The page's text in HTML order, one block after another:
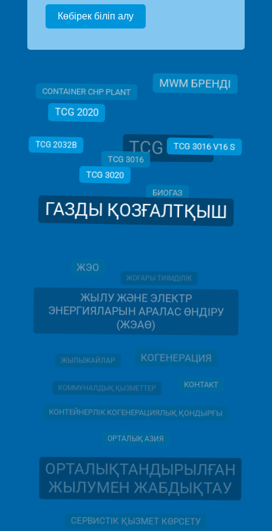
Көбірек біліп алу
CONTAINER CHP PLANT
MWM БРЕНДІ
TCG 2020
TCG 2032
TCG 2032B
TCG 3016
TCG 3016 V16 S
TCG 3020
БИОГАЗ
ГАЗДЫ ҚОЗҒАЛТҚЫШ
ЖЭО
ЖОҒАРЫ ТИІМДІЛІК
ЖЫЛУ ЖӘНЕ ЭЛЕКТР
ЭНЕРГИЯЛАРЫН АРАЛАС ӨНДІРУ
(ЖЭАӨ)
ЖЫЛЫЖАЙЛАР КОГЕНЕРАЦИЯ
КОММУНАЛДЫҚ ҚЫЗМЕТТЕР КОНТАКТ
КОНТЕЙНЕРЛІК КОГЕНЕРАЦИЯЛЫҚ ҚОНДЫРҒЫ
ОРТАЛЫҚ АЗИЯ
ОРТАЛЫҚТАНДЫРЫЛҒАН
ЖЫЛУМЕН ЖАБДЫҚТАУ
СЕРВИСТІК ҚЫЗМЕТ КӨРСЕТУ